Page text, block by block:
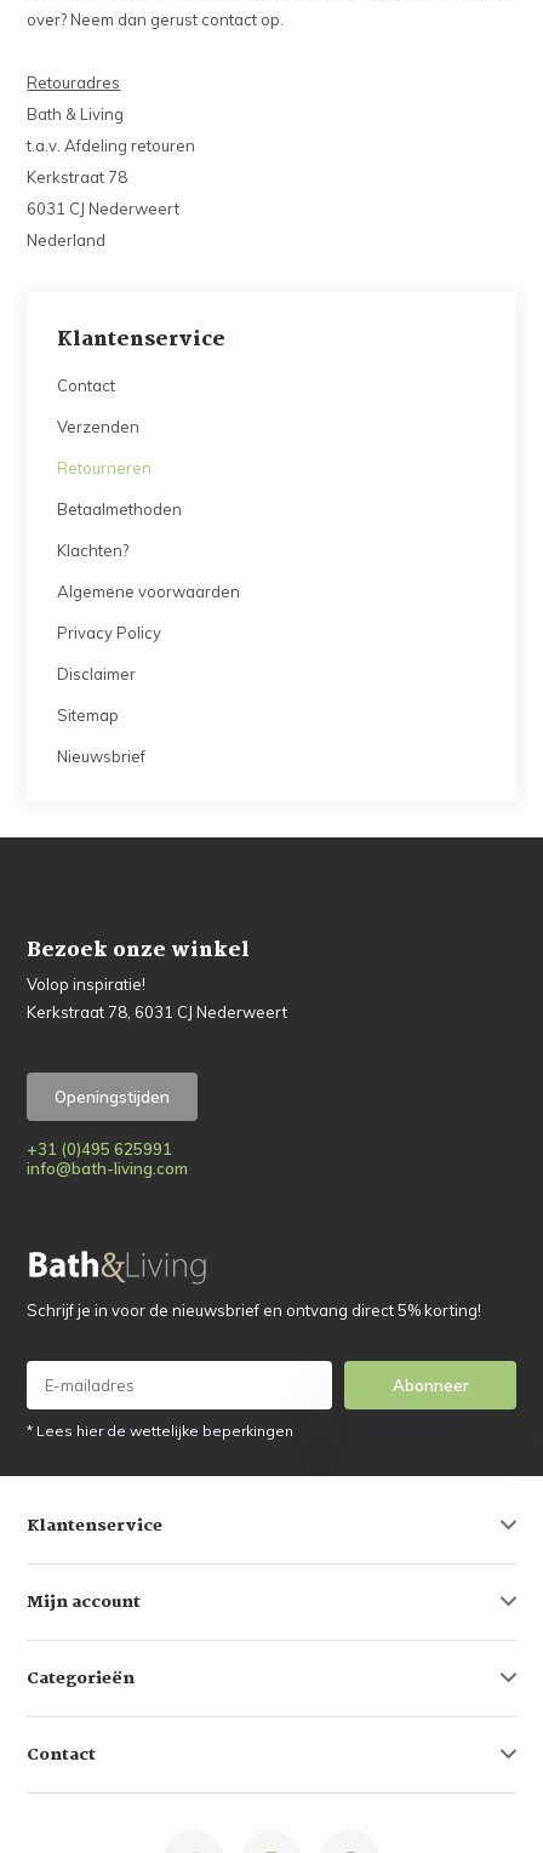
Klantenservice
Contact
Verzenden
Retourneren
Betaalmethoden
Klachten?
Algemene voorwaarden
Privacy Policy
Disclaimer
Sitemap
Nieuwsbrief
over? Neem dan gerust contact op.
Retouradres
Bath & Living
t.a.v. Afdeling retouren
Kerkstraat 78
6031 CJ Nederweert
Nederland
Bezoek onze winkel
Volop inspiratie!
Kerkstraat 78, 6031 CJ Nederweert
Openingstijden
+31 (0)495 625991
info@bath-living.com
Schrijf je in voor de nieuwsbrief en ontvang direct 5% korting!
Abonneer
* Lees hier de wettelijke beperkingen
Klantenservice
Mijn account
Categorieën
Contact